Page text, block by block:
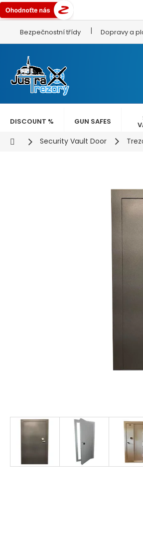
content
Bezpečnostní třídy Dopravy a
DISCOUNT % GUN SAFES
HomeSecurity Vault Door